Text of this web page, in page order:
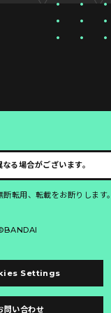
る場合がございます。
転用、転載をお断りします。
Settings
問い合わせ